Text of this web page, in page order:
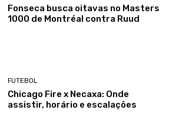
Fonseca busca oitavas no Masters
1000 de Montréal contra Ruud
FUTEBOL
Chicago Fire x Necaxa: Onde
assistir, horário e escalações